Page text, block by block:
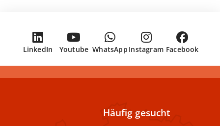
Facebook
Instagram
WhatsApp
Youtube
LinkedIn
Häufig gesucht